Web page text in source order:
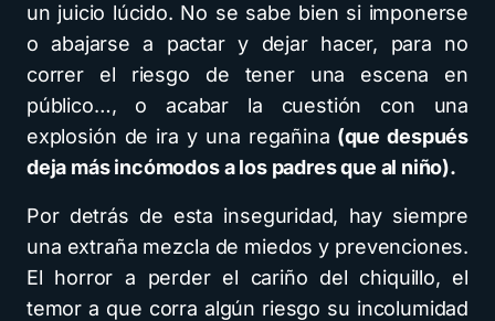
un juicio lúcido. No se sabe bien si imponerse
o abajarse a pactar y dejar hacer, para no
correr el riesgo de tener una escena en
público…, o acabar la cuestión con una
explosión de ira y una regañina (que después
deja más incómodos a los padres que al niño).
Por detrás de esta inseguridad, hay siempre
una extraña mezcla de miedos y prevenciones.
El horror a perder el cariño del chiquillo, el
temor a que corra algún riesgo su incolumidad